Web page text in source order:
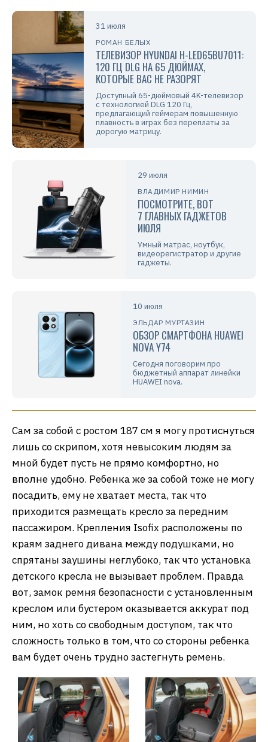
31 июля
РОМАН БЕЛЫХ
ТЕЛЕВИЗОР HYUNDAI H-LED65BU7011:
120 ГЦ DLG НА 65 ДЮЙМАХ,
КОТОРЫЕ ВАС НЕ РАЗОРЯТ
Доступный 65-дюймовый 4K-телевизор
с технологией DLG 120 Гц,
предлагающий геймерам повышенную
плавность в играх без переплаты за
дорогую матрицу.
29 июля
ВЛАДИМИР НИМИН
ПОСМОТРИТЕ, ВОТ
7 ГЛАВНЫХ ГАДЖЕТОВ
ИЮЛЯ
Умный матрас, ноутбук,
видеорегистратор и другие
гаджеты.
10 июля
ЭЛЬДАР МУРТАЗИН
ОБЗОР СМАРТФОНА HUAWEI
NOVA Y74
Сегодня поговорим про
бюджетный аппарат линейки
HUAWEI nova.
Сам за собой с ростом 187 см я могу протиснуться
лишь со скрипом, хотя невысоким людям за
мной будет пусть не прямо комфортно, но
вполне удобно. Ребенка же за собой тоже не могу
посадить, ему не хватает места, так что
приходится размещать кресло за передним
пассажиром. Крепления Isofix расположены по
краям заднего дивана между подушками, но
спрятаны заушины неглубоко, так что установка
детского кресла не вызывает проблем. Правда
вот, замок ремня безопасности с установленным
креслом или бустером оказывается аккурат под
ним, но хоть со свободным доступом, так что
сложность только в том, что со стороны ребенка
вам будет очень трудно застегнуть ремень.